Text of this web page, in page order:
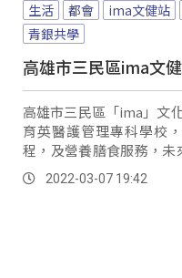
生活 都會 ima文健站
青銀共學
高雄市三民區ima文
高雄市三民區「ima」文
育英醫護管理專科學校
程，及營養膳食服務，未
解長照的服務，建構社區
2022-03-07 19:42